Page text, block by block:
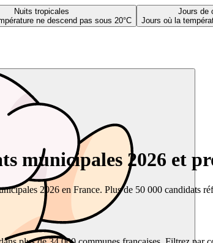
Nuits tropicales
ne descend pas sous 20°C
Jours de
Jours où la
municipales 2026 et
2026 en France. Plus de 50 000 candidats